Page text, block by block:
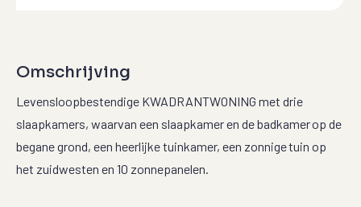
Omschrijving
Levensloopbestendige KWADRANTWONING met drie
slaapkamers, waarvan een slaapkamer en de badkamer op de
begane grond, een heerlijke tuinkamer, een zonnige tuin op
het zuidwesten en 10 zonnepanelen.